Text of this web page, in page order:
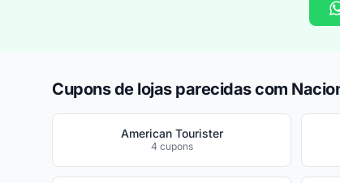
Cupons de lojas parecidas com
American Tourister
4 cupons